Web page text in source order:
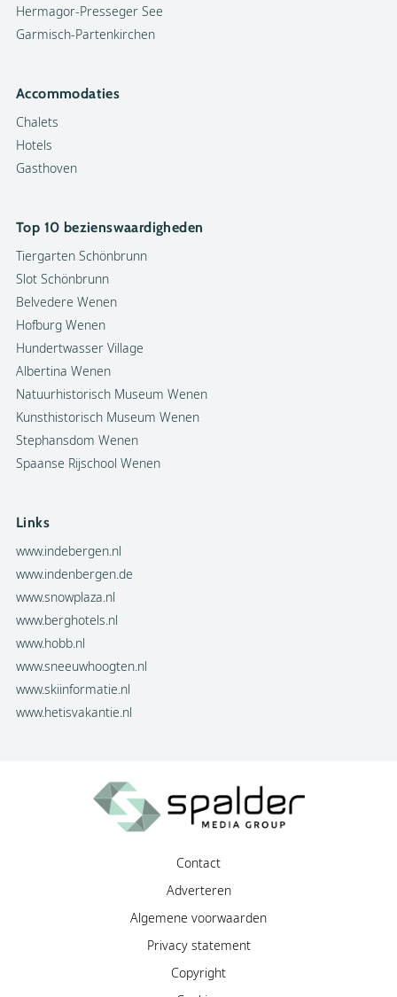
Hermagor-Presseger See
Garmisch-Partenkirchen
Accommodaties
Chalets
Hotels
Gasthoven
Top 10 bezienswaardigheden
Tiergarten Schönbrunn
Slot Schönbrunn
Belvedere Wenen
Hofburg Wenen
Hundertwasser Village
Albertina Wenen
Natuurhistorisch Museum Wenen
Kunsthistorisch Museum Wenen
Stephansdom Wenen
Spaanse Rijschool Wenen
Links
www.indebergen.nl
www.indenbergen.de
www.snowplaza.nl
www.berghotels.nl
www.hobb.nl
www.sneeuwhoogten.nl
www.skiinformatie.nl
www.hetisvakantie.nl
Contact
Adverteren
Algemene voorwaarden
Privacy statement
Copyright